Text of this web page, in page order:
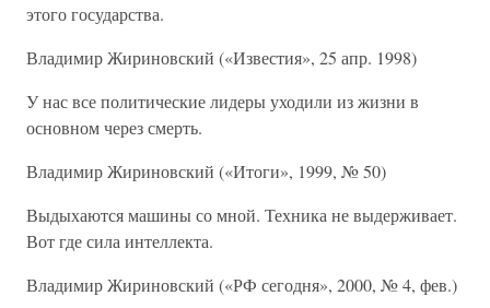
этого государства.
Владимир Жириновский («Известия», 25 апр. 1998)
У нас все политические лидеры уходили из жизни в
основном через смерть.
Владимир Жириновский («Итоги», 1999, № 50)
Выдыхаются машины со мной. Техника не выдерживает.
Вот где сила интеллекта.
Владимир Жириновский («РФ сегодня», 2000, № 4, фев.)